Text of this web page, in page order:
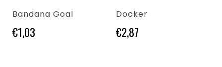
Bandana Goal
€1,03
Docker
€2,87